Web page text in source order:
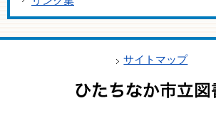
サイトマップ